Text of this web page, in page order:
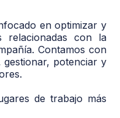
en optimizar y
relacionadas con la
Contamos con
potenciar y
de trabajo más